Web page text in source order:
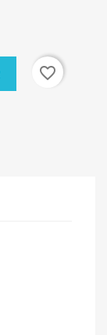
favorite_border